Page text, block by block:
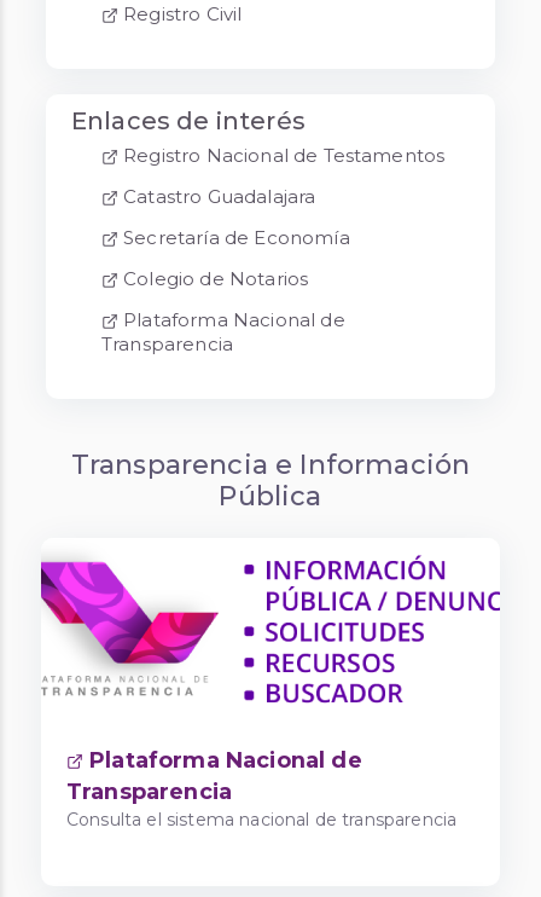
Registro Civil
Enlaces de interés
Registro Nacional de Testamentos
Catastro Guadalajara
Secretaría de Economía
Colegio de Notarios
Plataforma Nacional de
Transparencia
Transparencia e Información
Pública
Plataforma Nacional de
Transparencia
Consulta el sistema nacional de transparencia